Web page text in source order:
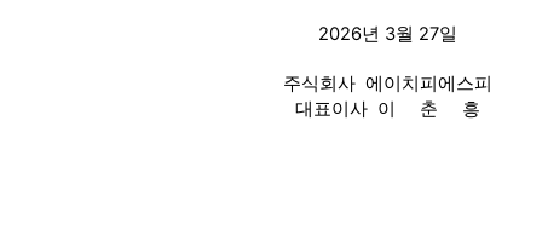
2026년 3월 27일
주식회사 에이치피에스피
대표이사 이 춘 흥